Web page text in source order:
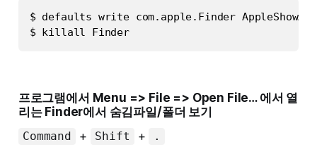
$ defaults write com.apple.Finder
$ killall Finder
프로그램에서 Menu => File => Open File… 에서 열
리는 Finder에서 숨김파일/폴더 보기
Command + Shift + .